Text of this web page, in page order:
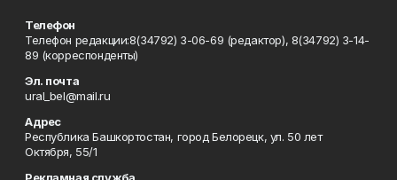
Телефон
Телефон редакции:8(34792) 3-06-69 (редактор), 8(34792) 3-14-
89 (корреспонденты)
Эл. почта
ural_bel@mail.ru
Адрес
Республика Башкортостан, город Белорецк, ул. 50 лет
Октября, 55/1